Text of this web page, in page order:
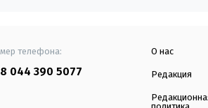
телефона:
044 390 5077
О нас
Редакция